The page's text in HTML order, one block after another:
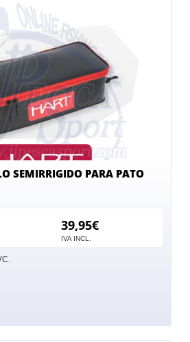
SEMIRRIGIDO PARA PATO
39,95€
IVA INCL.